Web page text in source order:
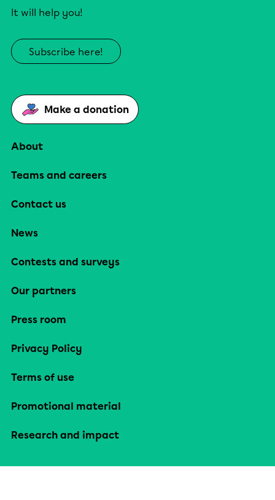
It will help you!
Subscribe here!
Make a donation
About
Teams and careers
Contact us
News
Contests and surveys
Our partners
Press room
Privacy Policy
Terms of use
Promotional material
Research and impact